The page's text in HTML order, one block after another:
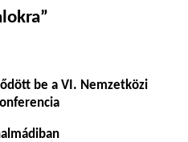
be a VI. Nemzetközi